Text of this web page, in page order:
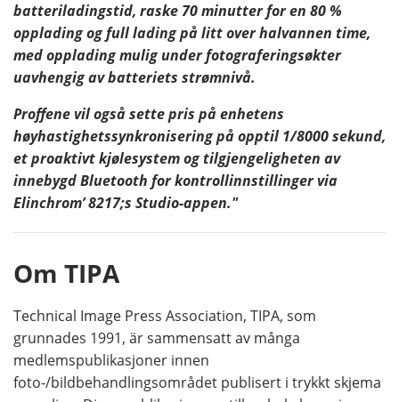
batteriladingstid, raske 70 minutter for en 80 %
opplading og full lading på litt over halvannen time,
med opplading mulig under fotograferingsøkter
uavhengig av batteriets strømnivå.
Proffene vil også sette pris på enhetens
høyhastighetssynkronisering på opptil 1/8000 sekund,
et proaktivt kjølesystem og tilgjengeligheten av
innebygd Bluetooth for kontrollinnstillinger via
Elinchrom’ 8217;s Studio-appen."
Om TIPA
Technical Image Press Association, TIPA, som
grunnades 1991, är sammensatt av många
medlemspublikasjoner innen
foto-/bildbehandlingsområdet publisert i trykkt skjema